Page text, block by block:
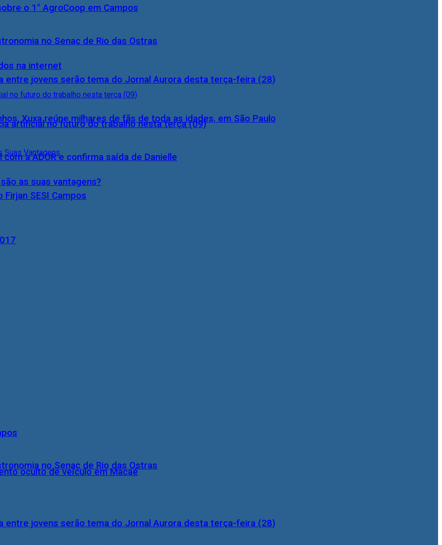
o 1° AgroCoop em Campos
na internet
artificial no futuro do trabalho nesta terça (09)
as suas vantagens?
no Senac de Rio das Ostras
entre jovens serão tema do Jornal Aurora desta terça-feira (28)
no Senac de Rio das Ostras
entre jovens serão tema do Jornal Aurora desta terça-feira (28)
Xuxa reúne milhares de fãs de toda as idades, em São Paulo
a ADOR e confirma saída de Danielle
SESI Campos
oculto de veículo em Macaé